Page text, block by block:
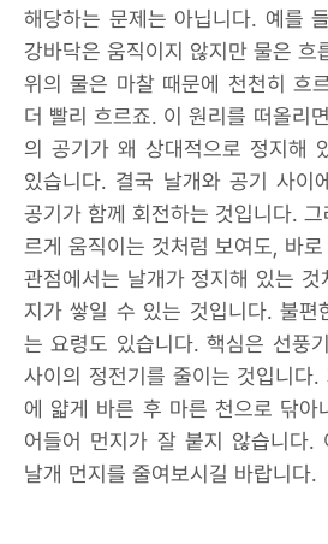
해당하는 문제는 아닙니다. 예를
강바닥은 움직이지 않지만 물은 흐
위의 물은 마찰 때문에 천천히 흐
더 빨리 흐르죠. 이 원리를 떠올리
의 공기가 왜 상대적으로 정지해
있습니다. 결국 날개와 공기 사이
공기가 함께 회전하는 것입니다.
르게 움직이는 것처럼 보여도, 바
관점에서는 날개가 정지해 있는
지가 쌓일 수 있는 것입니다. 불편
는 요령도 있습니다. 핵심은 선풍
사이의 정전기를 줄이는 것입니다
에 얇게 바른 후 마른 천으로 닦아
어들어 먼지가 잘 붙지 않습니다.
날개 먼지를 줄여보시길 바랍니다.